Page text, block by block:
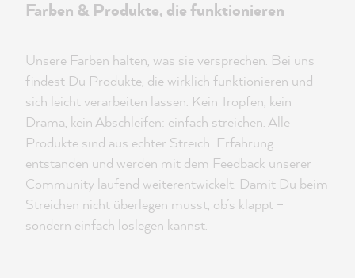
Farben & Produkte, die funktionieren
Unsere Farben halten, was sie versprechen. Bei uns
findest Du Produkte, die wirklich funktionieren und
sich leicht verarbeiten lassen. Kein Tropfen, kein
Drama, kein Abschleifen: einfach streichen. Alle
Produkte sind aus echter Streich-Erfahrung
entstanden und werden mit dem Feedback unserer
Community laufend weiterentwickelt. Damit Du beim
Streichen nicht überlegen musst, ob’s klappt –
sondern einfach loslegen kannst.